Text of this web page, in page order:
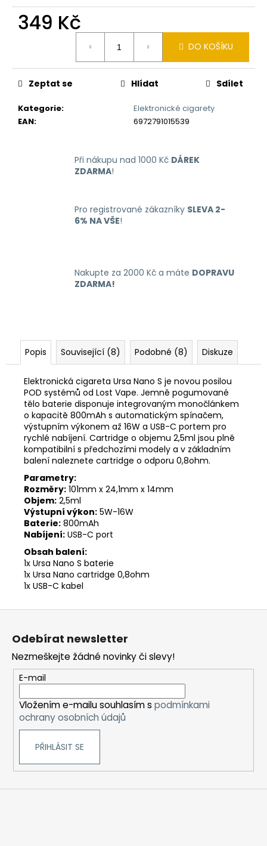
349 Kč
DO KOŠÍKU
Kategorie:
Elektronické cigarety
EAN: 6972791015539
Zeptat se Hlídat Sdílet
Při nákupu nad 1000 Kč DÁREK
ZDARMA!
Pro registrované zákazníky SLEVA 2-
6% NA VŠE!
Nakupte za 2000 Kč a máte DOPRAVU
ZDARMA!
Popis Související (8) Podobné (8) Diskuze
Elektronická cigareta Ursa Nano S je novou posilou
POD systémů od Lost Vape. Jemně pogumované
tělo baterie disponuje integrovaným monočlánkem
o kapacitě 800mAh s automatickým spínačem,
výstupním výkonem až 16W a USB-C portem pro
rychlé nabíjení. Cartridge o objemu 2,5ml jsou plně
kompatibilní s předchozími modely a v základním
balení naleznete cartridge o odporu 0,8ohm.
Parametry:
Rozměry: 101mm x 24,1mm x 14mm
Objem: 2,5ml
Výstupní výkon: 5W-16W
Baterie: 800mAh
Nabíjení: USB-C port
Obsah balení:
1x Ursa Nano S baterie
1x Ursa Nano cartridge 0,8ohm
1x USB-C kabel
ELEKTRONICKÁ
CIGARETA
1000MAH
Kč
Původně:
399
Odebírat newsletter
Nezmeškejte žádné novinky či slevy!
E-mail
Vložením e-mailu souhlasím s podmínkami
ochrany osobních údajů
PŘIHLÁSIT SE